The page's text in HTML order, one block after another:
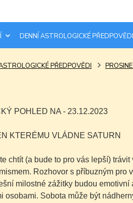
DENNÍ ASTROLOGICKÉ PŘEDPOVĚDI
PŘEDPOVĚDI
POHLED NA - 23.12.2023
KTERÉMU VLÁDNE SATURN
chtít (a bude to pro vás lepší)
Rozhovor s příbuzným pro
milostné zážitky budou
osobami. Sobota může být